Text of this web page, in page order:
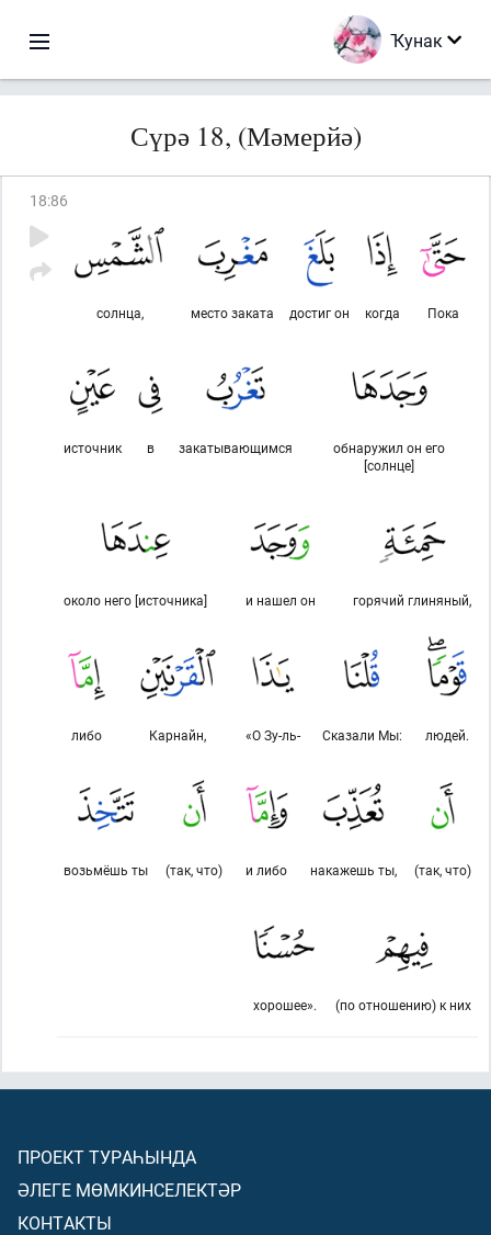
Ҡунак
Сүрә 18, (Мәмерйә)
18:86
Пока
когда
достиг он
место заката
солнца,
обнаружил он его
[солнце]
закатывающимся
в
источник
горячий глиняный,
и нашел он
около него [источника]
людей.
Сказали Мы:
«О Зу-ль-
Карнайн,
либо
(так, что)
накажешь ты,
и либо
(так, что)
возьмёшь ты
(по отношению) к них
хорошее».
ПРОЕКТ ТУРАҺЫНДА
ӘЛЕГЕ МӨМКИНСЕЛЕКТӘР
КОНТАКТЫ